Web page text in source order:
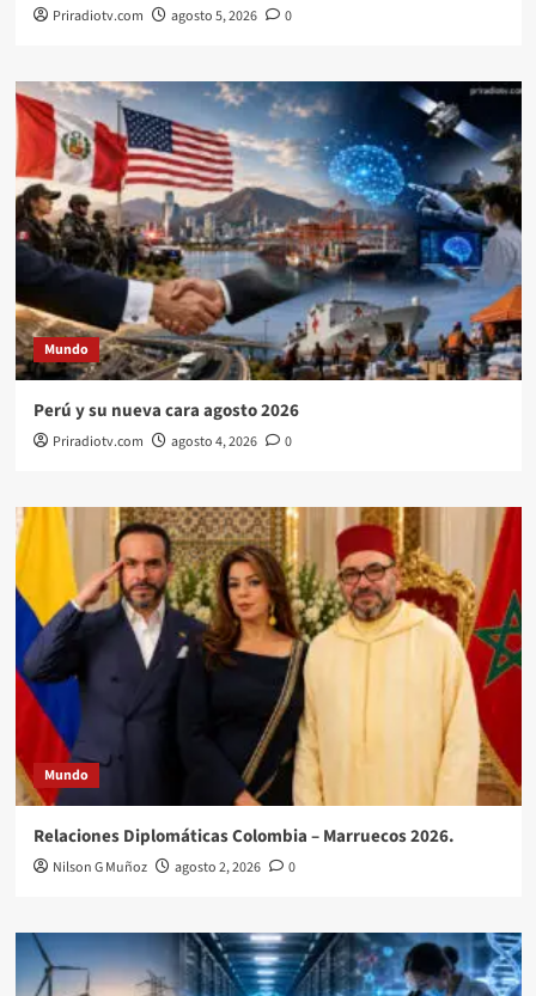
Priradiotv.com agosto 5, 2026 0
Mundo
Perú y su nueva cara agosto 2026
Priradiotv.com agosto 4, 2026 0
Mundo
Relaciones Diplomáticas Colombia – Marruecos 2026.
Nilson G Muñoz agosto 2, 2026 0